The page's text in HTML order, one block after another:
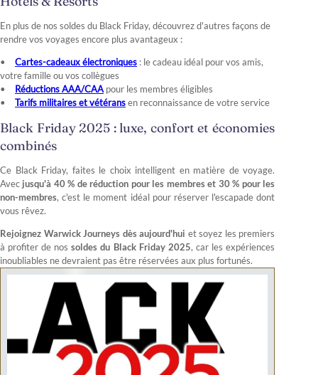
En plus de nos soldes du Black Friday, découvrez d'autres façons de
rendre vos voyages encore plus avantageux :
Cartes-cadeaux électroniques : le cadeau idéal pour vos amis,
votre famille ou vos collègues
Réductions AAA/CAA pour les membres éligibles
Tarifs militaires et vétéransen reconnaissance de votre service
Black Friday 2025 : luxe, confort et économies
combinés
Ce Black Friday, faites le choix intelligent en matière de voyage.
Avec jusqu'à 40 % de réduction pour les membres et 30 % pour les
non-membres, c'est le moment idéal pour réserver l'escapade dont
vous rêvez.
Rejoignez Warwick Journeys dès aujourd'hui et soyez les premiers
à profiter de nossoldes du Black Friday 2025, car les expériences
inoubliables ne devraient pas être réservées aux plus fortunés.